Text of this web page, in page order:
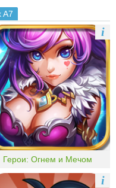
A7
Герои: Огнем и Мечом
i
i